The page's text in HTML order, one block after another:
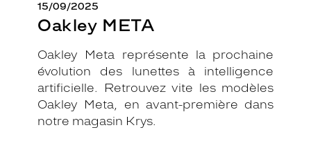
15/09/2025
Oakley META
Oakley Meta représente la prochaine
évolution des lunettes à intelligence
artificielle. Retrouvez vite les modèles
Oakley Meta, en avant-première dans
notre magasin Krys.